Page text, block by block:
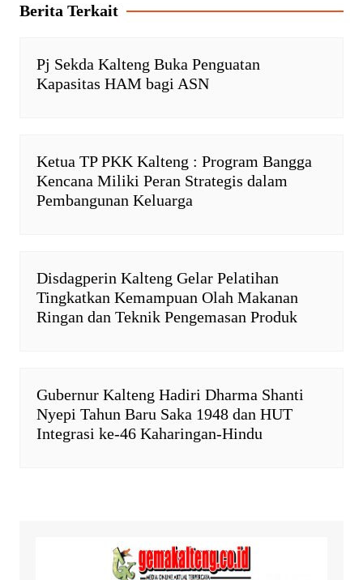
p
o
r
e
Berita Terkait
Pj Sekda Kalteng Buka Penguatan
Kapasitas HAM bagi ASN
Ketua TP PKK Kalteng : Program Bangga
Kencana Miliki Peran Strategis dalam
Pembangunan Keluarga
Disdagperin Kalteng Gelar Pelatihan
Tingkatkan Kemampuan Olah Makanan
Ringan dan Teknik Pengemasan Produk
Gubernur Kalteng Hadiri Dharma Shanti
Nyepi Tahun Baru Saka 1948 dan HUT
Integrasi ke-46 Kaharingan-Hindu